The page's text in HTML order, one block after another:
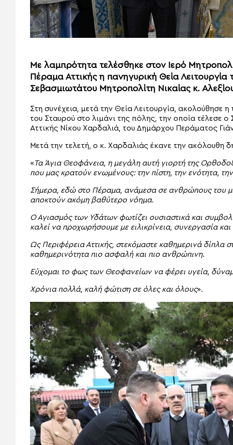
Με λαμπρότητα τελέσθηκε στον Ιερό
Πέραμα Αττικής η πανηγυρική Θεία
Σεβασμιωτάτου Μητροπολίτη Νικαίας κ.
Στη συνέχεια, μετά την Θεία Λειτουργία, ακολούθησε
του Σταυρού στο λιμάνι της πόλης, την οποία τέλεσε
Αττικής Νίκου Χαρδαλιά, του Δημάρχου Περάματος
Μετά την τελετή, ο κ. Χαρδαλιάς έκανε την ακόλουθη
«Τα Άγια Θεοφάνεια, η μεγάλη αυτή γιορτή της
που μας κρατούν ενωμένους: την πίστη, την ενότητα,
Σήμερα, εδώ στο Πέραμα, ανάμεσα σε ανθρώπους του
αποκτούν ακόμη βαθύτερο νόημα.
Ο Αγιασμός των Υδάτων φωτίζει ουσιαστικά και
καλεί να προχωρήσουμε με ειλικρίνεια, συνεργασία
Ως Περιφέρεια Αττικής, στεκόμαστε καθημερινά δίπλα
καθημερινότητα πιο ασφαλή και πιο ανθρώπινη.
Εύχομαι το φως των Θεοφανείων να φέρει υγεία,
Χρόνια πολλά, καλή φώτιση σε όλες και όλους».